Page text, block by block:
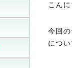
こん
今回の
につ